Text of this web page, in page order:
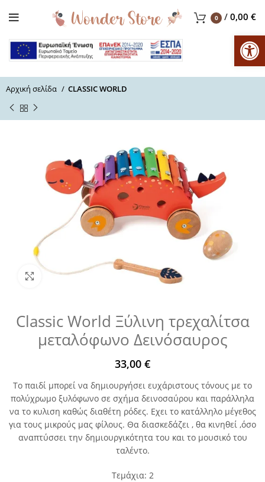
0 / 0,00 €
Αρχική σελίδα CLASSIC WORLD
Μεγέθυνση
Classic World Ξύλινη τρεχαλίτσα
μεταλόφωνο Δεινόσαυρος
33,00 €
Το παιδί μπορεί να δημιουργήσει ευχάριστους τόνους με το
πολύχρωμο ξυλόφωνο σε σχήμα δεινοσαύρου και παράλληλα
να το κυλιση καθώς διαθέτη ρόδες. Εχει το κατάλληλο μέγεθος
για τους μικρούς μας φίλους. Θα διασκεδάζει , θα κινηθεί ,όσο
αναπτύσσει την δημιουργικότητα του και το μουσικό του
ταλέντο.
Τεμάχια: 2